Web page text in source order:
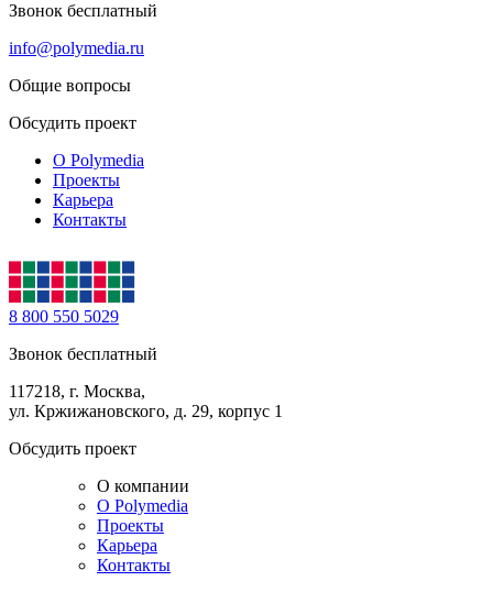
Звонок бесплатный
info@polymedia.ru
Общие вопросы
Обсудить проект
О Polymedia
Проекты
Карьера
Контакты
8 800 550 5029
Звонок бесплатный
117218, г. Москва,
ул. Кржижановского, д. 29, корпус 1
Обсудить проект
О компании
О Polymedia
Проекты
Карьера
Контакты